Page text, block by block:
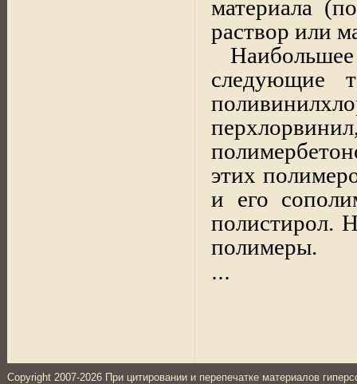
материала
раствор или
следующие
этих
и его
полистирол.
полимеры.
...
Copyright 2007-2026 При цитировании и перепечатке материалов